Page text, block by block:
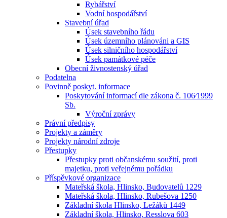
Rybářství
Vodní hospodářství
Stavební úřad
Úsek stavebního řádu
Úsek územního plánováni a GIS
Úsek silničního hospodářství
Úsek památkové péče
Obecní živnostenský úřad
Podatelna
Povinně poskyt. informace
Poskytování informací dle zákona č. 106⁄1999
Sb.
Výroční zprávy
Právní předpisy
Projekty a záměry
Projekty národní zdroje
Přestupky
Přestupky proti občanskému soužití, proti
majetku, proti veřejnému pořádku
Příspěvkové organizace
Mateřská škola, Hlinsko, Budovatelů 1229
Mateřská škola, Hlinsko, Rubešova 1250
Základní škola Hlinsko, Ležáků 1449
Základní škola, Hlinsko, Resslova 603